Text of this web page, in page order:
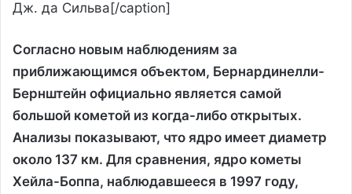
Дж. да Сильва[/caption]
Согласно новым наблюдениям за
приближающимся объектом, Бернардинелли-
Бернштейн официально является самой
большой кометой из когда-либо открытых.
Анализы показывают, что ядро имеет диаметр
около 137 км. Для сравнения, ядро кометы
Хейла-Боппа, наблюдавшееся в 1997 году,